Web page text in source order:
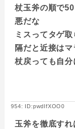
杖玉斧の順で
悪だな
ミスってタゲ
隔だと近接は
杖戻っても自
954: ID:pwdIfXOO0
玉斧を徹底す